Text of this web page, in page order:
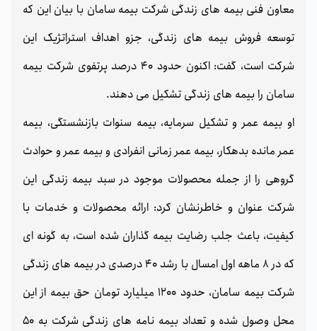
معاون فنی بیمه های زندگی شرکت بیمه سامان با بیان این که
توسعه فروش بیمه های زندگی، جزو اهداف استراتژیک این
شرکت است، گفت: اکنون حدود 40 درصد پرتفوی شرکت بیمه
سامان را بیمه های زندگی تشکیل می دهند.
او بیمه عمر و تشکیل سرمایه، بیمه سنوات بازنشستگی، بیمه
عمر مانده بدهکار، بیمه عمر زمانی انفرادی و بیمه عمر و حوادث
گروهی را از جمله محصولات موجود در سبد بیمه زندگی این
شرکت عنوان و خاطرنشان کرد: ارائه محصولات و خدمات با
کیفیت، باعث جلب رضایت بیمه گذاران شده است، به گونه ای
که در 8 ماهه اول امسال با رشد 40 درصدی در بیمه های زندگی
شرکت بیمه سامان، حدود 1200 میلیارد تومان حق بیمه از این
محل وصول شده و تعداد بیمه نامه های زندگی شرکت به 50